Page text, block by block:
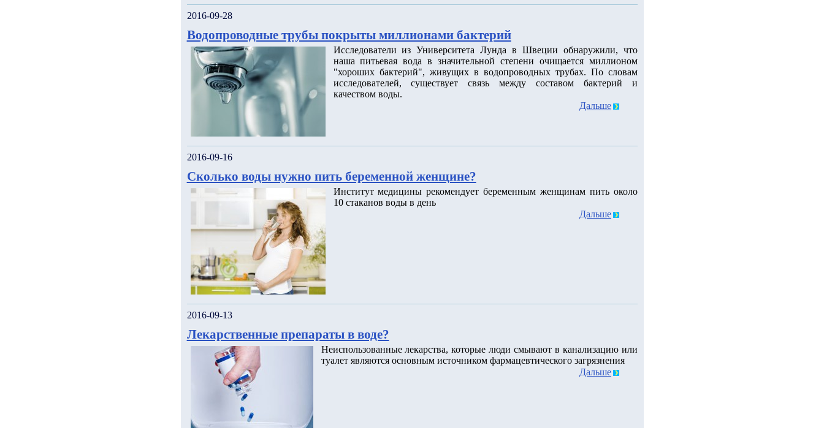
2016-09-28
Водопроводные трубы покрыты миллионами бактерий
Исследователи из Университета Лунда в Швеции обнаружили, что
наша питьевая вода в значительной степени очищается миллионом
"хороших бактерий", живущих в водопроводных трубах. По словам
исследователей, существует связь между составом бактерий и
качеством воды.
Дальше
2016-09-16
Сколько воды нужно пить беременной женщине?
Институт медицины рекомендует беременным женщинам пить около
10 стаканов воды в день
Дальше
2016-09-13
Лекарственные препараты в воде?
Неиспользованные лекарства, которые люди смывают в канализацию или
туалет являются основным источником фармацевтического загрязнения
Дальше